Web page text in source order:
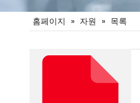
홈페이지 » 자원 » 목록